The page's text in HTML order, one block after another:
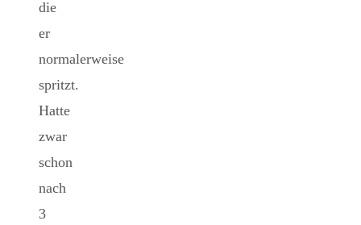
die
er
normalerweise
spritzt.
Hatte
zwar
schon
nach
3